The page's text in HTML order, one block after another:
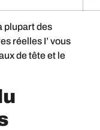
plupart des
réelles I’ vous
de tête et le